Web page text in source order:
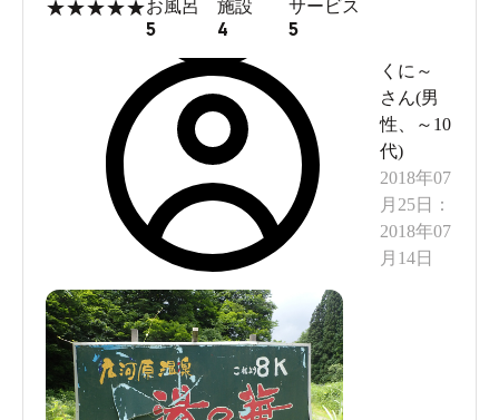
間欠泉を有する温泉宿、湯の華へと到着。
なんでもこの温泉は、約430年程前に金採掘者が発見した
といわれており、知る人ぞ知る野湯として親しまれてき
たのだが、平成17年にこの宿ができ、気軽に泊まりで訪
れることができるようになったそうだ。
★★★★★お風呂
5
施設
4
サービス
5
くに～
さん(男
性
～10
代)
2018年07
月25日
：
2018年07
月14日